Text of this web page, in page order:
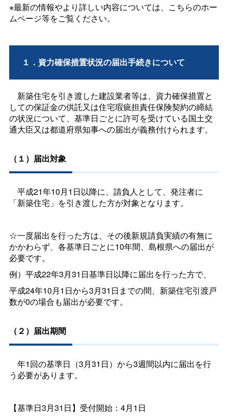
※最新の情報やより詳しい内容については、こちらのホー
ムページ等をご覧ください。
１．資力確保措置状況の届出手続きについて
新築住宅を引き渡した建設業者等は、資力確保措置と
しての保証金の供託又は住宅瑕疵担責任保険契約の締結
の状況について、基準日ごとに許可を受けている国土交
通大臣又は都道府県知事への届出が義務付けられます。
（１）届出対象
平成21年10月1日以降に、請負人として、発注者に
「新築住宅」を引き渡した方が対象となります。
☆一度届出を行った方は、その後新規請負実績の有無に
かかわらず、各基準日ごとに10年間、島根県への届出が
必要です。
例）平成22年3月31日基準日以降に届出を行った方で、
平成24年10月1日から3月31日までの間、新築住宅引渡戸
数が0の場合も届出が必要です。
（２）届出期間
年1回の基準日（3月31日）から3週間以内に届出を行
う必要があります。
【基準日3月31日】受付開始：4月1日